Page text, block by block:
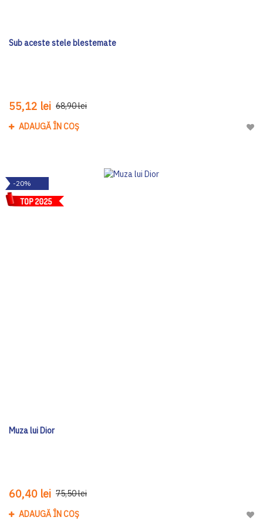
Sub aceste stele blestemate
55,12 lei 68,90 lei
ADAUGĂ ÎN COȘ
-20%
Muza lui Dior
60,40 lei 75,50 lei
ADAUGĂ ÎN COȘ